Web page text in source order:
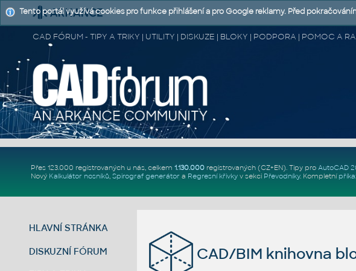
CAD FÓRUM - TIPY A TRIKY | UTILITY | DISKUZE | BLOKY | PODPORA | POMOC A
Přes 123.000 registrovaných u nás, celkem 1.130.000registrovaných (CZ+EN). Tipy pro AutoCAD
Nový Kalkulátor nosníků, Spirograf generátor a Regresní křivkyv sekci Převodníky. Kompletní
HLAVNÍ STRÁNKA
DISKUZNÍ FÓRUM CAD/BIM knihovna
Tento portál využívá cookies pro funkce přihlášení a pro Google reklamy. Před